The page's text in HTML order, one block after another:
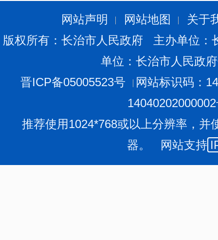
网站声明 网站地图
关于
版权所有：长治市人民政府 主办单位
单位：长治市人民政
晋ICP备05005523号
网站标识码：
推荐使用1024*768或以上分辨率，并
器。 网站支持